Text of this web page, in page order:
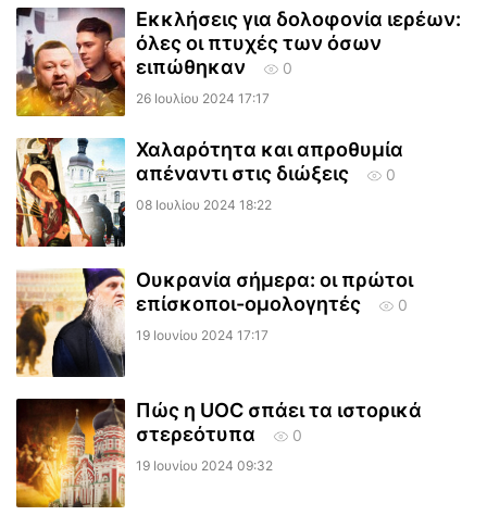
Εκκλήσεις για δολοφονία ιερέων:
όλες οι πτυχές των όσων
ειπώθηκαν
0
26 Ιουλίου 2024 17:17
Χαλαρότητα και απροθυμία
απέναντι στις διώξεις
0
08 Ιουλίου 2024 18:22
Ουκρανία σήμερα: οι πρώτοι
επίσκοποι-ομολογητές
0
19 Ιουνίου 2024 17:17
Πώς η UOC σπάει τα ιστορικά
στερεότυπα
0
19 Ιουνίου 2024 09:32